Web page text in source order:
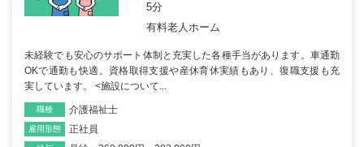
5分
有料老人ホーム
未経験でも安心のサポート体制と充実した各種手当があります。車通勤
OKで通勤も快適。資格取得支援や産休育休実績もあり、復職支援も充
実しています。 <施設について...
職種 介護福祉士
雇用形態 正社員